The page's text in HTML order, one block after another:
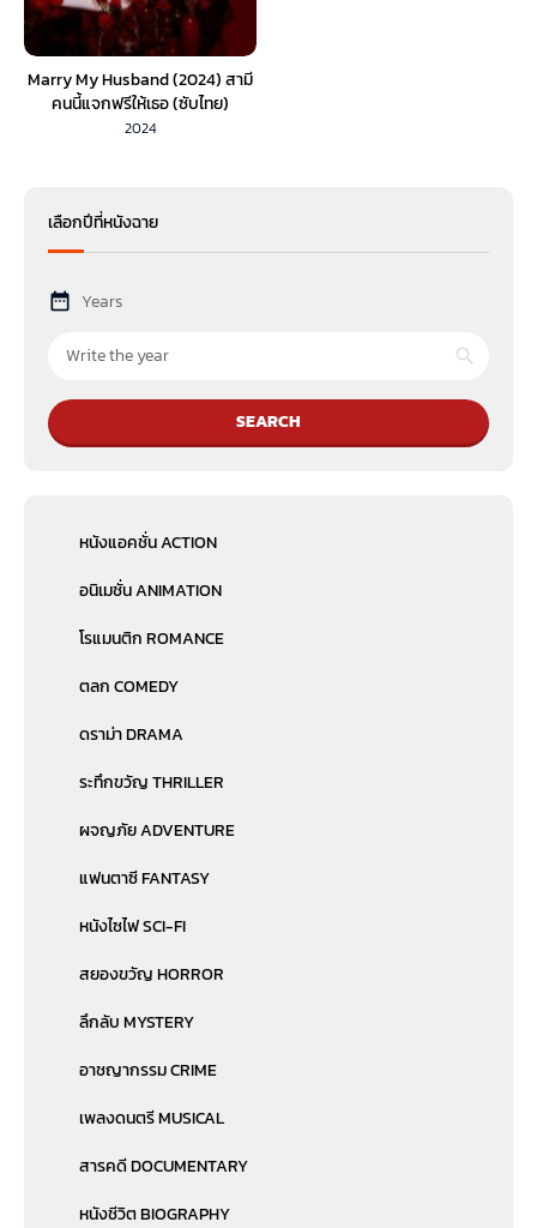
Marry My Husband (2024) สามี
คนนี้แจกฟรีให้เธอ (ซับไทย)
2024
เลือกปีที่หนังฉาย
Years
SEARCH
หนังแอคชั่น ACTION
อนิเมชั่น ANIMATION
โรแมนติก ROMANCE
ตลก COMEDY
ดราม่า DRAMA
ระทึกขวัญ THRILLER
ผจญภัย ADVENTURE
แฟนตาซี FANTASY
หนังไซไฟ SCI-FI
สยองขวัญ HORROR
ลึกลับ MYSTERY
อาชญากรรม CRIME
เพลงดนตรี MUSICAL
สารคดี DOCUMENTARY
หนังชีวิต BIOGRAPHY